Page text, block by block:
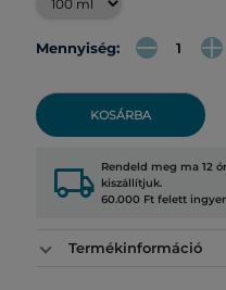
Mennyiség:
KOSÁRBA
local_shipping Rendeld meg ma 12
kiszállítjuk.
60.000 Ft felett
Termékinformáció